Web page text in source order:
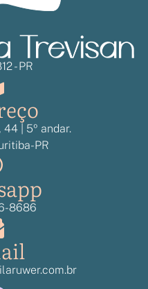
- PR
44 | 5º andar.
PR
8686